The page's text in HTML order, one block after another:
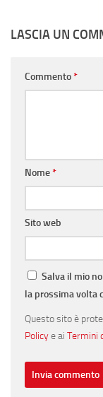
LASCIA UN
Commento*
Nome*
Sito web
Salva il mio
la prossima volta
Questo sito è
Policye ai Termini